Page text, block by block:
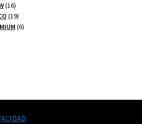
productos
1616
productos
1919
productos
66